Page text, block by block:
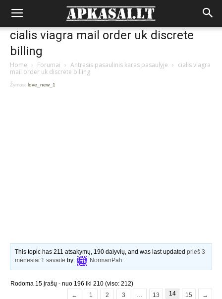
cialis viagra mail order uk discrete
billing
Home › Forumai › Antrasis pasaulinis karas pasaulyje › cialis viagra
mail order uk discrete billing
Žymos: love_new_1
This topic has 211 atsakymų, 190 dalyvių, and was last updatedprieš 3
mėnesiai 1 savaitė by NormanPah.
Rodoma 15 įrašų - nuo 196 iki 210 (viso: 212)
←
1 2 3 … 13 14 15 →